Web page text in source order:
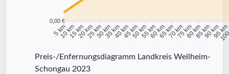
0,00 €
5 km
10 km15 km20 km25 km30 km35 km40 km45 km50 km55 km60 km65 km70 km75 km80 km85 km90 km95 km
Preis-/Enfernungsdiagramm Landkreis Weilheim-
Schongau 2023